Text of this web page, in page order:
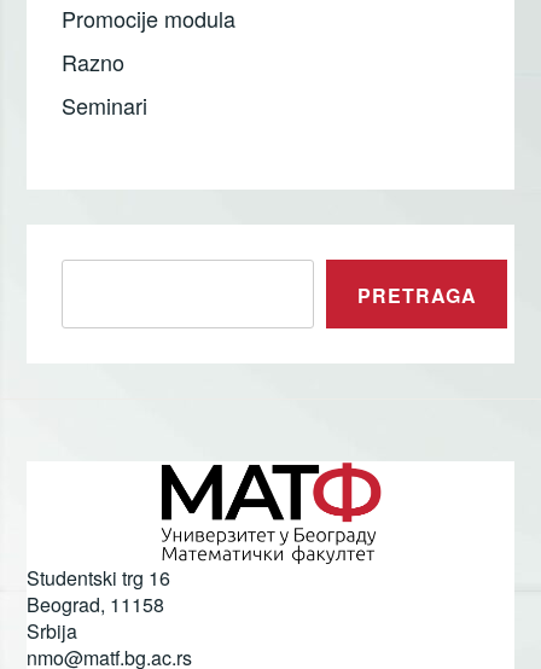
Promocije modula
Razno
Seminari
Pretraga
PRETRAGA
Studentski trg 16
Beograd, 11158
Srbija
nmo@matf.bg.ac.rs